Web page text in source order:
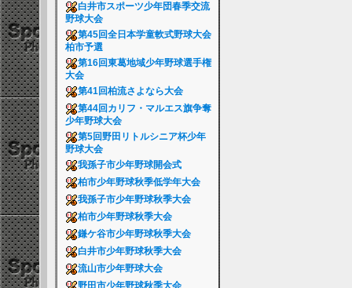
白井市スポーツ少年団春季交流
野球大会
第45回全日本学童軟式野球大会
柏市予選
第16回東葛地域少年野球選手権
大会
第41回柏流さよなら大会
第44回カリフ・マルエス旗争奪
少年野球大会
第5回野田リトルシニア杯少年
野球大会
我孫子市少年野球開会式
柏市少年野球秋季低学年大会
我孫子市少年野球秋季大会
柏市少年野球秋季大会
鎌ケ谷市少年野球秋季大会
白井市少年野球秋季大会
流山市少年野球大会
野田市少年野球秋季大会